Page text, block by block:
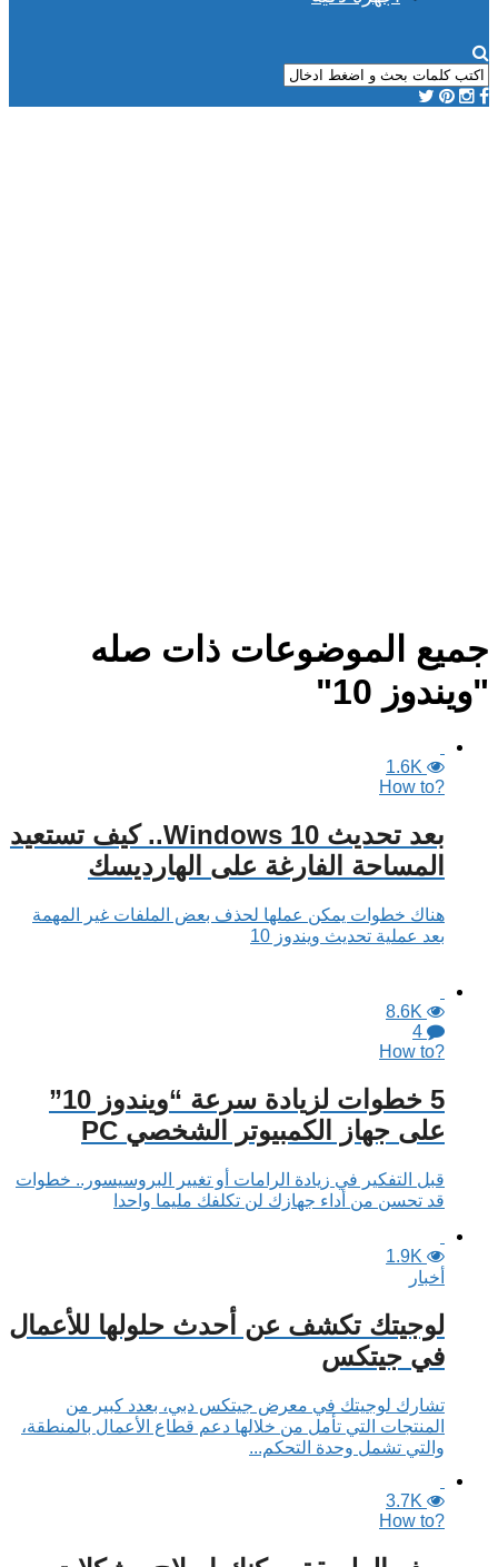
جميع الموضوعات ذات صله
"ويندوز 10"
1.6K
?How to
بعد تحديث Windows 10.. كيف تستعيد
المساحة الفارغة على الهارديسك
هناك خطوات يمكن عملها لحذف بعض الملفات غير المهمة
بعد عملية تحديث ويندوز 10
8.6K
4
?How to
5 خطوات لزيادة سرعة “ويندوز 10”
على جهاز الكمبيوتر الشخصي PC
قبل التفكير في زيادة الرامات أو تغيير البروسيسور.. خطوات
قد تحسن من أداء جهازك لن تكلفك مليما واحدا
1.9K
أخبار
لوجيتك تكشف عن أحدث حلولها للأعمال
في جيتكس
تشارك لوجيتك في معرض جيتكس دبي، بعدد كبير من
المنتجات التي تأمل من خلالها دعم قطاع الأعمال بالمنطقة،
والتي تشمل وحدة التحكم...
3.7K
?How to